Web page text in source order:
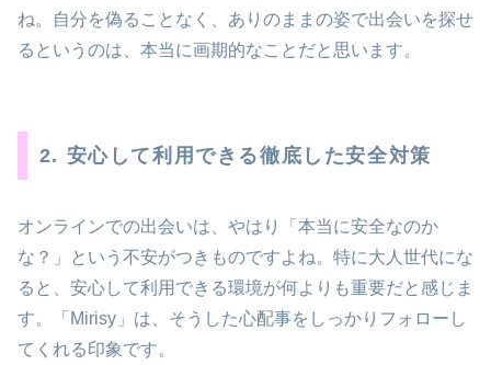
ね。自分を偽ることなく、ありのままの姿で出会いを探せ
るというのは、本当に画期的なことだと思います。
2. 安心して利用できる徹底した安全対策
オンラインでの出会いは、やはり「本当に安全なのか
な？」という不安がつきものですよね。特に大人世代にな
ると、安心して利用できる環境が何よりも重要だと感じま
す。「Mirisy」は、そうした心配事をしっかりフォローし
てくれる印象です。